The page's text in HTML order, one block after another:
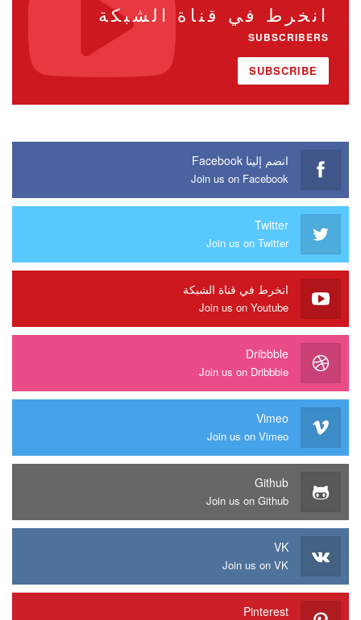
انخرط في قناة الشبكة
SUBSCRIBERS
SUBSCRIBE
انضم إلينا Facebook
Join us on Facebook
Twitter
Join us on Twitter
انخرط في قناة الشبكة
Join us on Youtube
Dribbble
Join us on Dribbble
Vimeo
Join us on Vimeo
Github
Join us on Github
VK
Join us on VK
Pinterest